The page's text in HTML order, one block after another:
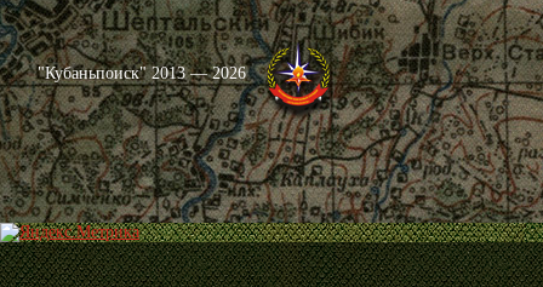
"Кубаньпоиск" 2013 — 2026